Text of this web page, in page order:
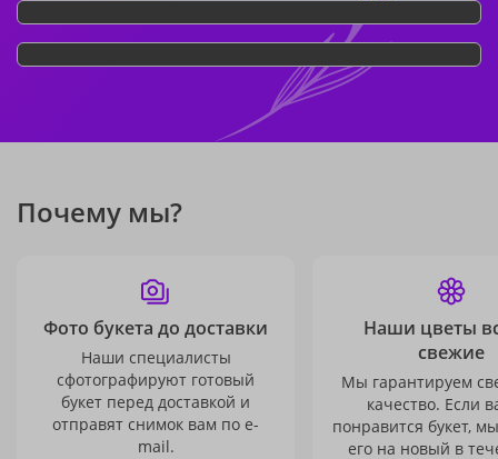
Почему мы?
Фото букета до доставки
Наши специалисты
сфотографируют готовый
букет перед доставкой и
отправят снимок вам по e-
mail.
Наши цветы
свежие
Мы гарантируем
качество. Если
понравится букет,
его на новый в